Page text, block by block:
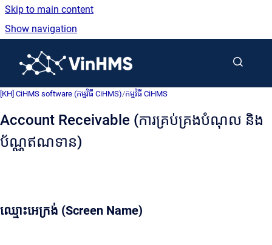
Skip to main content
Show navigation
[KH] CiHMS software (កម្មវិធី CiHMS)/កម្មវិធី CiHMS
Account Receivable (ការគ្រប់គ្រងបំណុល និង
ប័ណ្ណឥណទាន)
ឈ្មោះអេក្រង់ (Screen Name)